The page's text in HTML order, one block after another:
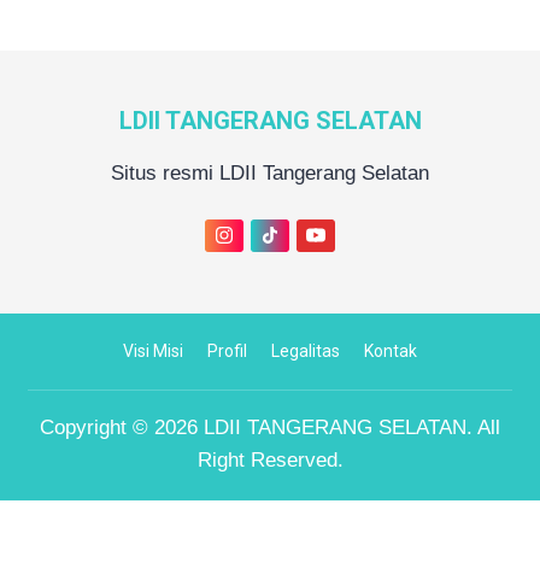
LDII TANGERANG SELATAN
Situs resmi LDII Tangerang Selatan
Visi Misi Profil Legalitas Kontak
Copyright © 2026 LDII TANGERANG SELATAN. All
Right Reserved.